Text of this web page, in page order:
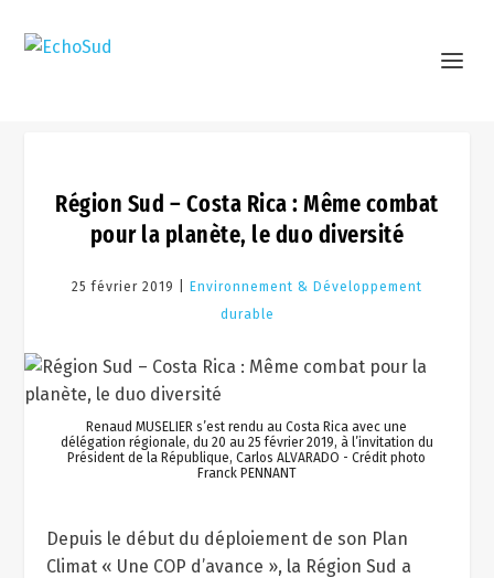
Région Sud – Costa Rica : Même combat
pour la planète, le duo diversité
25 février 2019 |
Environnement & Développement
durable
Renaud MUSELIER s’est rendu au Costa Rica avec une
délégation régionale, du 20 au 25 février 2019, à l’invitation du
Président de la République, Carlos ALVARADO - Crédit photo
Franck PENNANT
Depuis le début du déploiement de son Plan
Climat « Une COP d’avance », la Région Sud a